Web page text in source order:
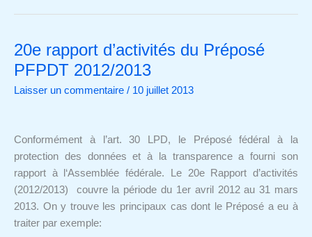
20e rapport d’activités du Préposé
PFPDT 2012/2013
Laisser un commentaire / 10 juillet 2013
Conformément à l’art. 30 LPD, le Préposé fédéral à la
protection des données et à la transparence a fourni son
rapport à l‘Assemblée fédérale. Le 20e Rapport d’activités
(2012/2013) couvre la période du 1er avril 2012 au 31 mars
2013. On y trouve les principaux cas dont le Préposé a eu à
traiter par exemple:
20e
rapport